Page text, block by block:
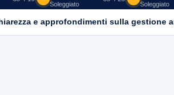
Soleggiato Soleggiato
e approfondimenti sulla gestione